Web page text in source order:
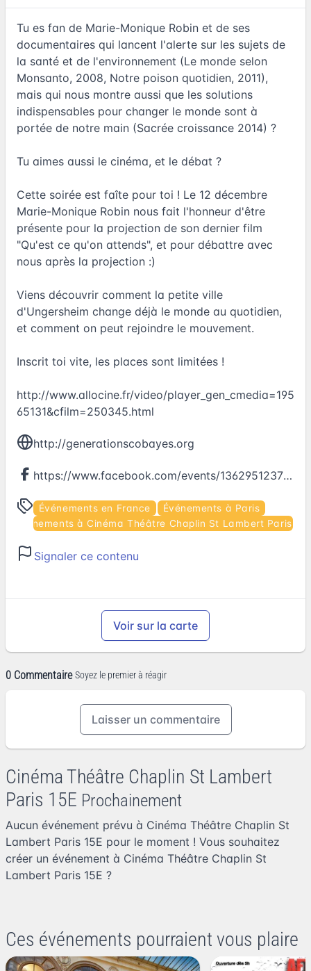
Tu es fan de Marie-Monique Robin et de ses
documentaires qui lancent l'alerte sur les sujets de
la santé et de l'environnement (Le monde selon
Monsanto, 2008, Notre poison quotidien, 2011),
mais qui nous montre aussi que les solutions
indispensables pour changer le monde sont à
portée de notre main (Sacrée croissance 2014) ?
Tu aimes aussi le cinéma, et le débat ?
Cette soirée est faîte pour toi ! Le 12 décembre
Marie-Monique Robin nous fait l'honneur d'être
présente pour la projection de son dernier film
"Qu'est ce qu'on attends", et pour débattre avec
nous après la projection :)
Viens découvrir comment la petite ville
d'Ungersheim change déjà le monde au quotidien,
et comment on peut rejoindre le mouvement.
Inscrit toi vite, les places sont limitées !
http://www.allocine.fr/video/player_gen_cmedia=195
65131&cfilm=250345.html
http://generationscobayes.org
https://www.facebook.com/events/1362951237100836
Événements en France
Événements à Paris
Événements à Cinéma Théâtre Chaplin St Lambert Paris 15E
Signaler ce contenu
Voir sur la carte
0 Commentaire Soyez le premier à réagir
Laisser un commentaire
Cinéma Théâtre Chaplin St Lambert
Paris 15E Prochainement
Aucun événement prévu à Cinéma Théâtre Chaplin St
Lambert Paris 15E pour le moment ! Vous souhaitez
créer un événement à Cinéma Théâtre Chaplin St
Lambert Paris 15E ?
Ces événements pourraient vous plaire